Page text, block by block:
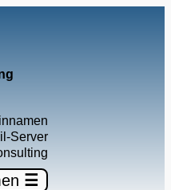
Server
☰